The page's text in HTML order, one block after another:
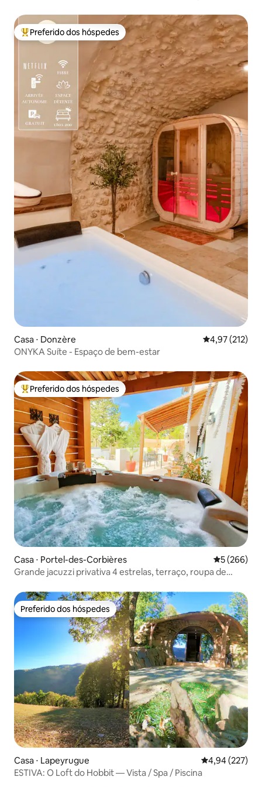
Entre os melhores preferidos dos hóspedes
Preferido dos hóspedes
Casa ⋅ Donzère 4,97 de uma
4,97 (212)
ONYKA Suíte - Espaço de bem-estar
Entre os melhores preferidos dos hóspedes
Preferido dos hóspedes
Casa ⋅ Portel-des-Corbières 5 de uma
5 (266)
Grande jacuzzi privativa 4 estrelas, terraço, roupa de
Preferido dos hóspedes
Preferido dos hóspedes
Casa ⋅ Lapeyrugue 4,94 de uma
4,94 (227)
ESTIVA: O Loft do Hobbit — Vista / Spa / Piscina